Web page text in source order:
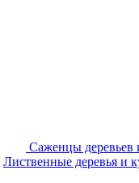
Саженцы деревьев
Лиственные деревья и